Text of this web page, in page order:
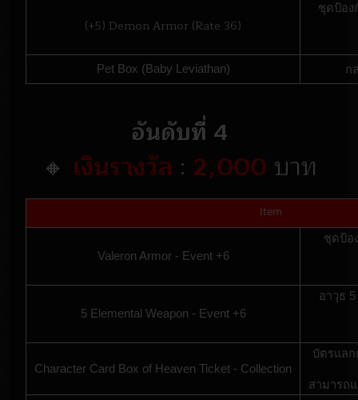
(+5) Demon Armor (Rate 36)
ชุดป้อง
Pet Box (Baby Leviathan) ก
อันดับที่ 4
🔸 เงินรางวัล : 2,000 บาท
Item
Valeron Armor - Event +6
ชุดป้อ
5 Elemental Weapon - Event +6
อาวุธ 5
Character Card Box of Heaven Ticket - Collection
บัตรแลก
สามารถ